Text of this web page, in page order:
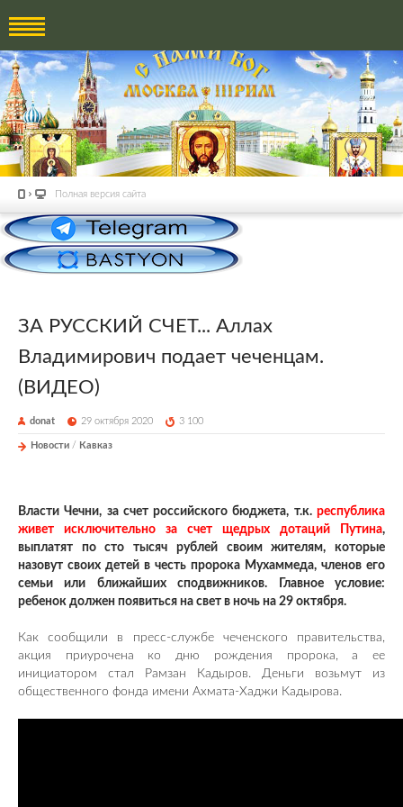
Полная версия сайта
ЗА РУССКИЙ СЧЕТ... Аллах
Владимирович подает чеченцам.
(ВИДЕО)
donat 29 октября 2020 3 100
Новости / Кавказ
Власти Чечни, за счет российского бюджета, т.к. республика
живет исключительно за счет щедрых дотаций Путина,
выплатят по сто тысяч рублей своим жителям, которые
назовут своих детей в честь пророка Мухаммеда, членов его
семьи или ближайших сподвижников. Главное условие:
ребенок должен появиться на свет в ночь на 29 октября.
Как сообщили в пресс-службе чеченского правительства,
акция приурочена ко дню рождения пророка, а ее
инициатором стал Рамзан Кадыров. Деньги возьмут из
общественного фонда имени Ахмата-Хаджи Кадырова.